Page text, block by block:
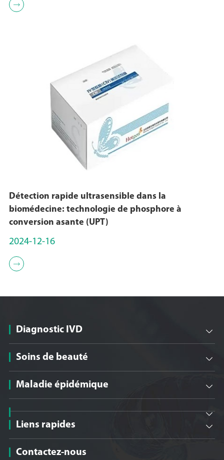

Détection rapide ultrasensible dans la
biomédecine: technologie de phosphore à
conversion asante (UPT)
2024-12-16

Diagnostic IVD 
Soins de beauté 
Maladie épidémique 

Liens rapides 
Contactez-nous